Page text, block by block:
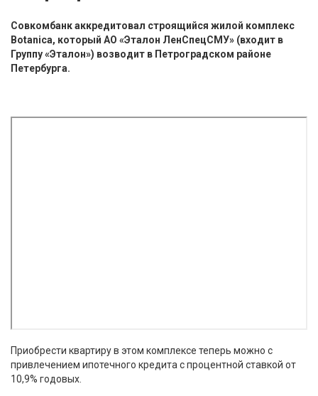
Совкомбанк аккредитовал строящийся жилой комплекс
Botanica, который АО «Эталон ЛенСпецСМУ» (входит в
Группу «Эталон») возводит в Петроградском районе
Петербурга.
Приобрести квартиру в этом комплексе теперь можно с
привлечением ипотечного кредита с процентной ставкой от
10,9% годовых.